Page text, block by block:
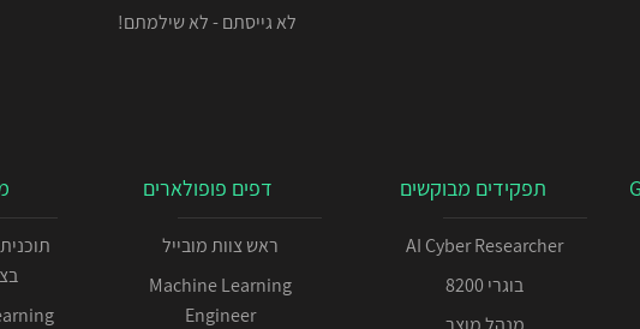
לא גייסתם - לא שילמתם!
תפקידים מבוקשים
AI Cyber Researcher
בוגרי 8200
דפים פופולארים
ראש צוות מובייל
Machine Learning
Engineer